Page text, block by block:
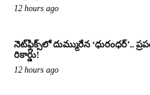
12 hours ago
నెట్‌ఫ్లిక్స్‌లో దుమ్మురేన ‘ధురంధర్’..
రికార్డు!
12 hours ago